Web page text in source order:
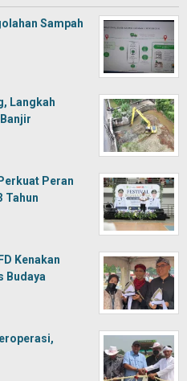
Sampah
Langkah
Peran
Tahun
Kenakan
Budaya